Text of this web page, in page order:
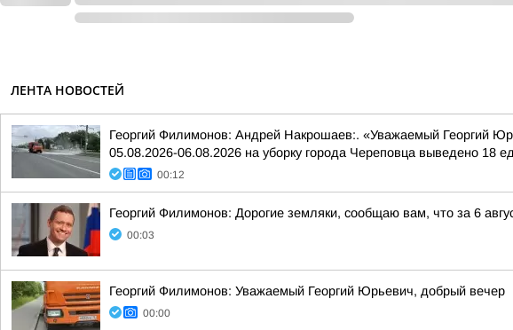
ЛЕНТА НОВОСТЕЙ
Георгий Филимонов: Андрей Накрошаев:. «Уважаемый Георгий
05.08.2026-06.08.2026 на уборку города Череповца выведено 18
00:12
Георгий Филимонов: Дорогие земляки, сообщаю вам, что за 6
00:03
Георгий Филимонов: Уважаемый Георгий Юрьевич, добрый вечер
00:00